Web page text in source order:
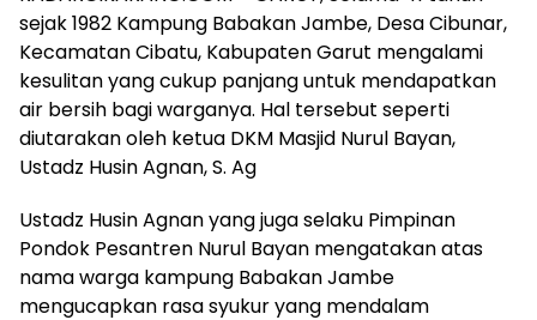
sejak 1982 Kampung Babakan Jambe, Desa Cibunar,
Kecamatan Cibatu, Kabupaten Garut mengalami
kesulitan yang cukup panjang untuk mendapatkan
air bersih bagi warganya. Hal tersebut seperti
diutarakan oleh ketua DKM Masjid Nurul Bayan,
Ustadz Husin Agnan, S. Ag
Ustadz Husin Agnan yang juga selaku Pimpinan
Pondok Pesantren Nurul Bayan mengatakan atas
nama warga kampung Babakan Jambe
mengucapkan rasa syukur yang mendalam